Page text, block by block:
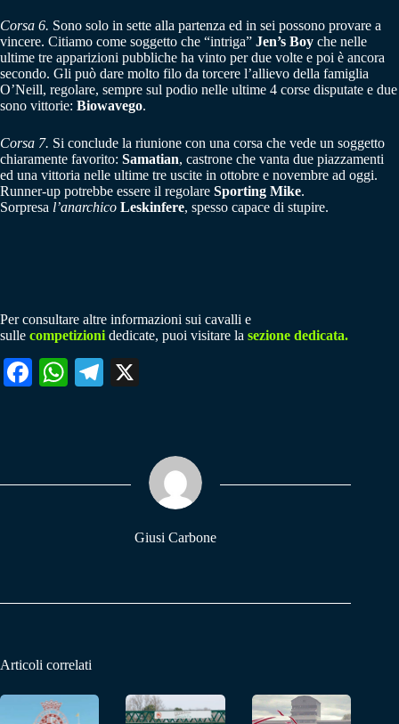
Corsa 6. Sono solo in sette alla partenza ed in sei possono provare a
vincere. Citiamo come soggetto che “intriga” Jen’s Boy che nelle
ultime tre apparizioni pubbliche ha vinto per due volte e poi è ancora
secondo. Gli può dare molto filo da torcere l’allievo della famiglia
O’Neill, regolare, sempre sul podio nelle ultime 4 corse disputate e due
sono vittorie: Biowavego.
Corsa 7. Si conclude la riunione con una corsa che vede un soggetto
chiaramente favorito: Samatian, castrone che vanta due piazzamenti
ed una vittoria nelle ultime tre uscite in ottobre e novembre ad oggi.
Runner-up potrebbe essere il regolare Sporting Mike.
Sorpresa l’anarchico Leskinfere, spesso capace di stupire.
Per consultare altre informazioni sui cavalli e
sulle competizioni dedicate, puoi visitare la sezione dedicata.
Fa W
pp
Te
m
Giusi Carbone
Articoli correlati